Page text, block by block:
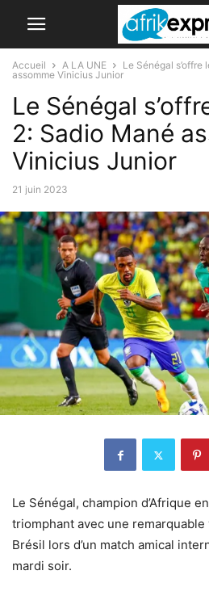
Accueil A LA UNE
Le Sénégal
assomme Vinicius Junior
Le Sénégal
2: Sadio Mané
Vinicius Junior
21 juin 2023
Le Sénégal, champion d’Afrique
triomphant avec une
Brésil lors d’un match amical
mardi soir.